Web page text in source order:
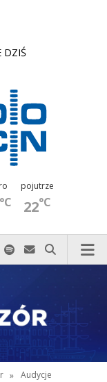
DZIŚ
°C
pojutrze
22°C
nas zadzwoń
Facebook-u
na Xnas na Instagram-ie
Odwiedź nas na TikTok-u
Szukaj nas na Spotify
Wyślij do nas
Szukaj
» Audycje